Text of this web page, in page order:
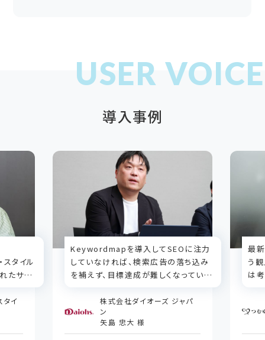
導入事例
タイル
たサー
タイ
Keywordmapを導入してSEOに注力
していなければ、検索広告の落ち込み
を補えず、目標達成が難しくなっていた
株式会社ダイオーズ ジャパ
ン
矢島 忠大 様
最
う
は